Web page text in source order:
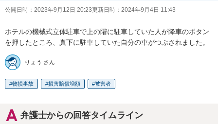
公開日時： 2023年9月12日 20:23更新日時： 2024年9月4日 11:43
ホテルの機械式立体駐車で上の階に駐車していた人が降車のボタン
を押したところ、真下に駐車していた自分の車がつぶされました。
りょう さん
物損事故 損害賠償増額 被害者
弁護士からの回答タイムライン